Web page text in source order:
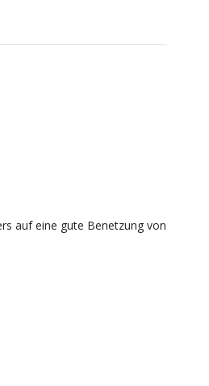
auf eine gute Benetzung von